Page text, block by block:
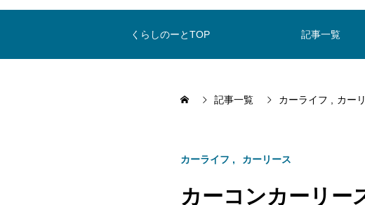
くらしのーとTOP 記事一覧
記事一覧 カーライフ カー
カーライフ カーリース
カーコンカーリー